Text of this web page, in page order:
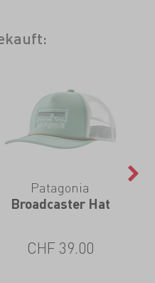
Patagonia
Broadcaster Hat
CHF 39.00